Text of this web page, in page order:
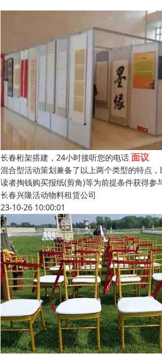
长春桁架搭建，24小时接听您的电话面议
混合型活动策划兼备了以上两个类型的特点
读者掏钱购买报纸(剪角)等为前提条件获得
长春兴隆活动物料租赁公司
23-10-26 10:00:01